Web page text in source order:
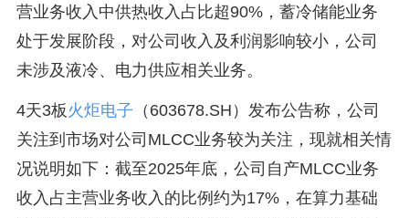
营业务收入中供热收入占比超90%，蓄冷储能业务
处于发展阶段，对公司收入及利润影响较小，公司
未涉及液冷、电力供应相关业务。
4天3板 火炬电子 （603678.SH）发布公告称，公司
关注到市场对公司MLCC业务较为关注，现就相关情
况说明如下：截至2025年底，公司自产MLCC业务
收入占主营业务收入的比例约为17%，在算力基础